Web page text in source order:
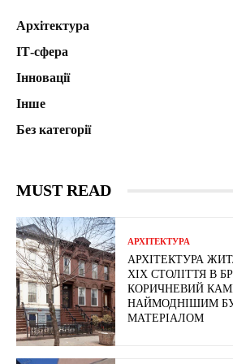
Архітектура
ІТ-сфера
Інновації
Інше
Без категорії
MUST READ
АРХІТЕКТУРА
АРХІТЕКТУРА
ХІХ СТОЛІТТЯ В
КОРИЧНЕВИЙ
НАЙМОДНІШИМ
МАТЕРІАЛОМ